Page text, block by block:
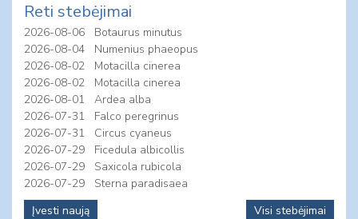
Reti stebėjimai
2026-08-06
Botaurus minutus
2026-08-04
Numenius phaeopus
2026-08-02
Motacilla cinerea
2026-08-02
Motacilla cinerea
2026-08-01
Ardea alba
2026-07-31
Falco peregrinus
2026-07-31
Circus cyaneus
2026-07-29
Ficedula albicollis
2026-07-29
Saxicola rubicola
2026-07-29
Sterna paradisaea
Įvesti naują
Visi stebėjimai